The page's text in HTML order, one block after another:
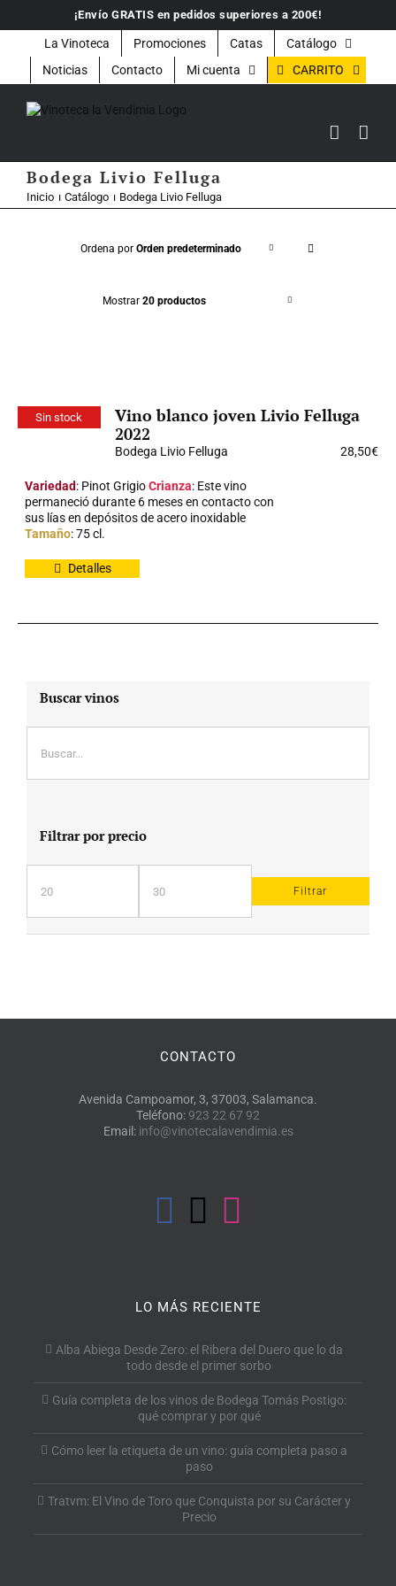
contenido
¡Envío GRATIS en pedidos superiores a 200€!
La Vinoteca Promociones Catas
Catálogo
Noticias
Contacto Mi cuenta CARRITO
Bodega Livio Felluga
Inicio Catálogo Bodega Livio Felluga
Ordena por Orden predeterminado
Mostrar 20 productos
Sin stock
Vino blanco joven Livio Felluga
2022
Bodega Livio Felluga 28,50€
Variedad: Pinot GrigioCrianza: Este vino
permaneció durante 6 meses en contacto con
sus lías en depósitos de acero inoxidable
Tamaño: 75 cl.
Detalles
Buscar vinos
Filtrar por precio
Precio
mínimo
Precio
máximo
Filtrar
CONTACTO
Avenida Campoamor, 3, 37003, Salamanca.
Teléfono: 923 22 67 92
Email: info@vinotecalavendimia.es
LO MÁS RECIENTE
Alba Abiega Desde Zero: el Ribera del Duero que lo da
todo desde el primer sorbo
Guía completa de los vinos de Bodega Tomás Postigo:
qué comprar y por qué
Cómo leer la etiqueta de un vino: guía completa paso a
paso
Tratvm: El Vino de Toro que Conquista por su Carácter y
Precio